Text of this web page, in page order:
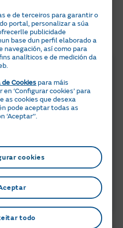
6 min
2026: ¿Qué
e de terceiros para garantir o
portal, personalizar a súa
publicidade
base dun perfil elaborado a
navegación, así como para
analíticos e de medición da
Cookies para máis
‘Configurar cookies’ para
as cookies que desexa
pode aceptar todas as
cookies
todo